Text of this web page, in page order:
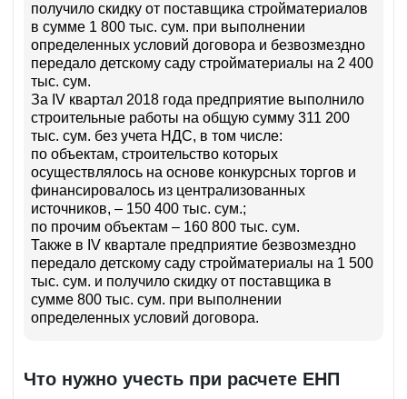
получило скидку от поставщика стройматериалов
в сумме 1 800 тыс. сум. при выполнении
определенных условий договора и безвозмездно
передало детскому саду стройматериалы на 2 400
тыс. сум.
За IV квартал 2018 года предприятие выполнило
строительные работы на общую сумму 311 200
тыс. сум. без учета НДС, в том числе:
по объектам, строительство которых
осуществлялось на основе конкурсных торгов и
финансировалось из централизованных
источников, – 150 400 тыс. сум.;
по прочим объектам – 160 800 тыс. сум.
Также в IV квартале предприятие безвозмездно
передало детскому саду стройматериалы на 1 500
тыс. сум. и получило скидку от поставщика в
сумме 800 тыс. сум. при выполнении
определенных условий договора.
Что нужно учесть при расчете ЕНП